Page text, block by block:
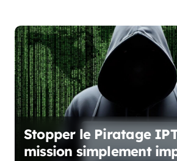
t
i
c
l
eStopper le Piratage
mission simplement